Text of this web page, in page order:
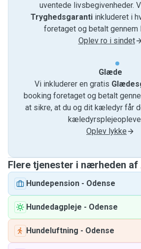
uventede livsbegivenheder.
Tryghedsgaranti inkluderet i
foretaget og betalt gennem
Oplev ro i sindet
Glæde
Vi inkluderer en gratis
booking foretaget og betalt
at sikre, at du og dit kæledyr får
Oplev lykke
Flere tjenester i nærheden af
Hundepension - Odense
Hundedagpleje - Odense
Hundeluftning - Odense